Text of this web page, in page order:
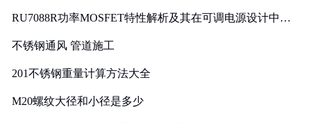
RU7088R功率MOSFET特性解析及其在可调电源设计中的
不锈钢通风 管道施工
201不锈钢重量计算方法大全
M20螺纹大径和小径是多少